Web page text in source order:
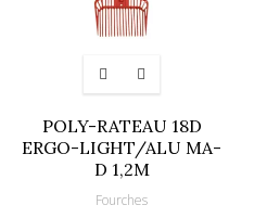
POLY-RATEAU 18D
ERGO-LIGHT/ALU MA-
D 1,2M
Fourches